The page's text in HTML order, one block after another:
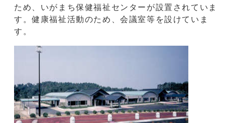
ため、いがまち保健福祉センターが設置されていま
す。健康福祉活動のため、会議室等を設けていま
す。